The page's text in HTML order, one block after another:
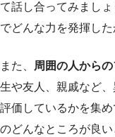
て話し合ってみまし
でどんな力を発揮し
また、 周囲の人から
生や友人、親戚など
評価しているかを集
のどんなところが良